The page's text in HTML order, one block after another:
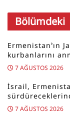
Ermenistan’ın
kurbanlarını
7 AĞUSTOS 2026
İsrail,
7 AĞUSTOS 2026